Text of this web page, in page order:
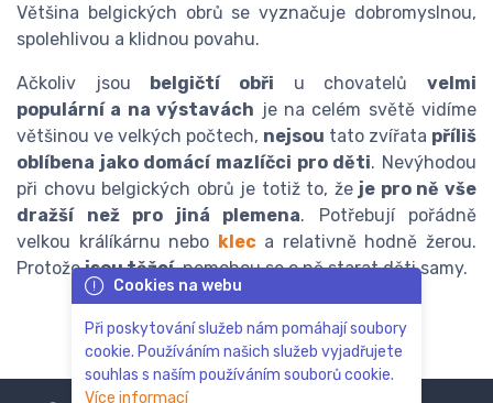
Většina belgických obrů se vyznačuje dobromyslnou,
spolehlivou a klidnou povahu.
Ačkoliv jsou belgičtí obři u chovatelůvelmi
populární a na výstavách je na celém světě vidíme
většinou ve velkých počtech, nejsou tato zvířata příliš
oblíbena jako domácí mazlíčci pro děti. Nevýhodou
při chovu belgických obrů je totiž to, že je pro ně vše
dražší než pro jiná plemena. Potřebují pořádně
velkou králíkárnu nebo kleca relativně hodně žerou.
Protožejsou těžcí, nemohou se o ně starat děti samy.
Cookies na webu
Při poskytování služeb nám pomáhají soubory
cookie. Používáním našich služeb vyjadřujete
souhlas s naším používáním souborů cookie.
Více informací